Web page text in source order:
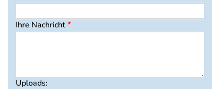
Ihre Nachricht
Uploads: